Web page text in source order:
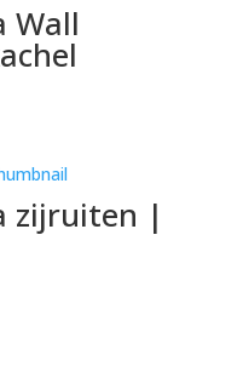
Wall
zijruiten |